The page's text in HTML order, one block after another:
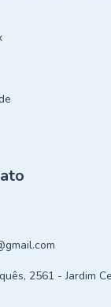
2561 - Jardim